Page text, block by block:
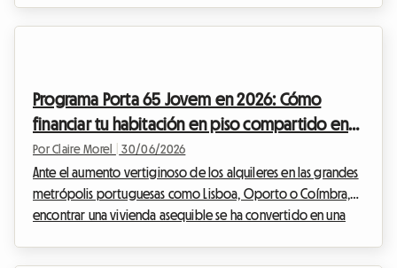
del contrato para estu...
Programa Porta 65 Jovem en 2026: Cómo
financiar tu habitación en piso compartido en
Portugal
Por Claire Morel 30/06/2026
Ante el aumento vertiginoso de los alquileres en las grandes
metrópolis portuguesas como Lisboa, Oporto o Coímbra,
encontrar una vivienda asequible se ha convertido en una